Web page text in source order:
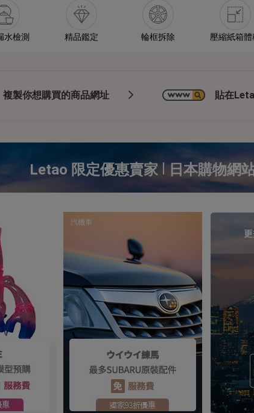
水檢測 精品鑑定 輪框拆除 壓縮紙箱體
複製你想購買的商品網址 貼在
Letao 限定優惠賣家|日本購物網
汽機車